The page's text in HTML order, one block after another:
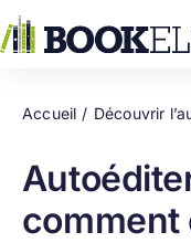
au
contenu
Accueil Découvrir
comment